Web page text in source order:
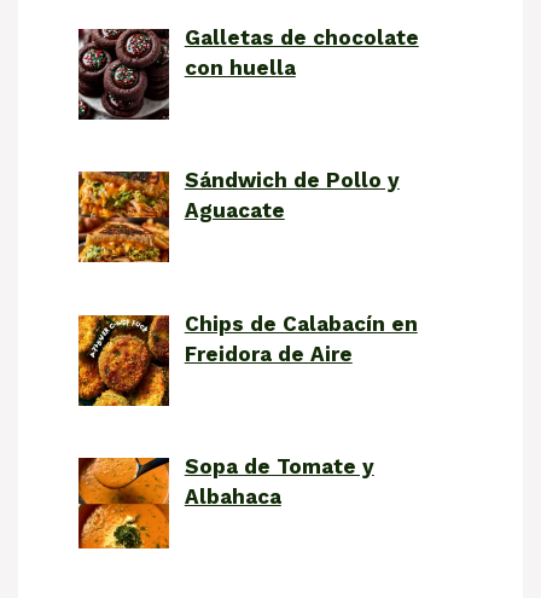
Galletas de chocolate
con huella
Sándwich de Pollo y
Aguacate
Chips de Calabacín en
Freidora de Aire
Sopa de Tomate y
Albahaca